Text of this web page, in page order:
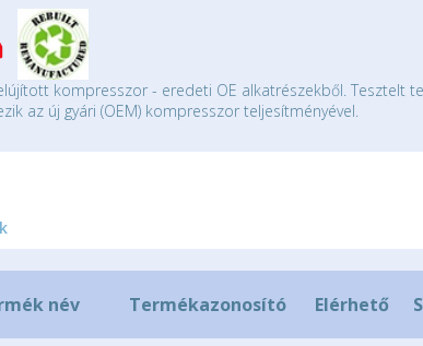
kompresszor - eredeti OE alkatrészekből. Tesztelt
az új gyári (OEM) kompresszor teljesítményével.
név Termékazonosító Elérhető